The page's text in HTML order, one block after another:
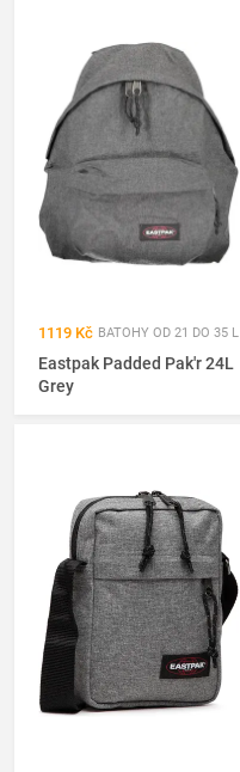
1119 Kč BATOHY OD 21 DO 35 L
Eastpak Padded Pak'r 24L
Grey